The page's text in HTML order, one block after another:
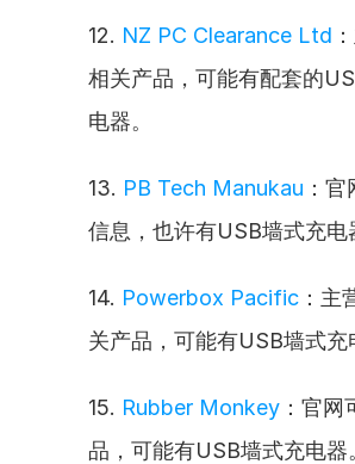
12. NZ PC Clearance Ltd
相关产品，可能有配套的
电器。
13. PB Tech Manukau ：
信息，也许有USB墙式充电
14. Powerbox Pacific ：主
关产品，可能有USB墙式充
15. Rubber Monkey ：官
品，可能有USB墙式充电器